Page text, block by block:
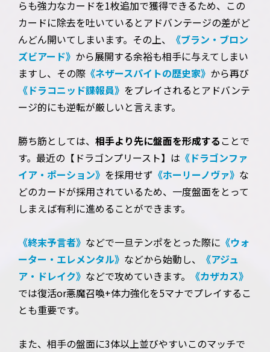
らも強力なカードを1枚追加で獲得できるため、この
カードに除去を吐いているとアドバンテージの差がど
んどん開いてしまいます。その上、
《ブラン・ブロン
ズビアード》 から展開する余裕も相手に与えてしまい
ますし、その際 《ネザースパイトの歴史家》 から再び
《ドラコニッド諜報員》 をプレイされるとアドバンテ
ージ的にも逆転が厳しいと言えます。
勝ち筋としては、 相手より先に盤面を形成することで
す。最近の【ドラゴンプリースト】は 《ドラゴンファ
イア・ポーション》 を採用せず 《ホーリーノヴァ》 な
どのカードが採用されているため、一度盤面をとって
しまえば有利に進めることができます。
《終末予言者》 などで一旦テンポをとった際に 《ウォ
ーター・エレメンタル》 などから始動し、
《アジュ
ア・ドレイク》 などで攻めていきます。
《カザカス》
では復活or悪魔召喚+体力強化を5マナでプレイするこ
とも重要です。
また、相手の盤面に3体以上並びやすいこのマッチで